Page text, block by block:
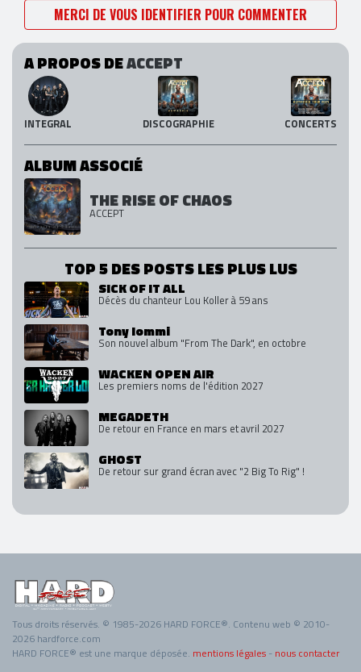
MERCI DE VOUS IDENTIFIER POUR COMMENTER
A PROPOS DEACCEPT
INTEGRAL DISCOGRAPHIE CONCERTS
ALBUM ASSOCIÉ
THE RISE OF CHAOS
ACCEPT
TOP 5 DES POSTS LES PLUS LUS
SICK OF IT ALL
Décès du chanteur Lou Koller à 59 ans
Tony Iommi
Son nouvel album "From The Dark", en octobre
WACKEN OPEN AIR
Les premiers noms de l'édition 2027
MEGADETH
De retour en France en mars et avril 2027
GHOST
De retour sur grand écran avec "2 Big To Rig" !
Tous droits réservés. © 1985-2026 HARD FORCE®. Contenu web © 2010-
2026 hardforce.com
HARD FORCE® est une marque déposée. mentions légales - nous contacter